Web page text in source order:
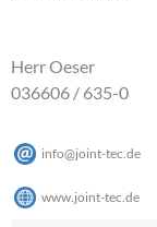
Herr Oeser
036606 / 635-0
info@joint-tec.de
www.joint-tec.de